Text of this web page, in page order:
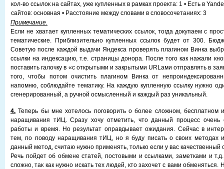
кол-во ссылок на сайтах, уже купленных в рамках проекта: 1 • Есть в
сайтов: основная • Расстояние между словами в словосочетаниях: 3
Примечание.
Если не хватает купленных тематических ссылок, тогда докупаем с
тематические. Приблизительно купленных ссылок будет от 300.
Советую после каждой выдачи Яндекса проверять плагином Винка
ссылки на индексацию, т.е. страницы донора. После того как нажали
поставить галочку в «с открытыми и закрытыми URLами отправлять в
того, чтобы потом очистить плагином Винка от
напомню, соблюдайте тематику. На каждую купленную ссылку нужно
сгенерированный, а ручной осмысленный и каждый раз уникальный.
4. Теперь бы мне хотелось поговорить о более сложном, бесплатном
наращивания тИЦ. Сразу хочу отметить, что данный процесс очень
работы и время. Но результат оправдывает ожидания. Сейчас в
тем, по поводу наращивания тИЦ, но я буду писать о своих методах
данный метод, считаю нужно применять, только если у вас качественный
Речь пойдет об обмене статей, постовыми и ссылками, заметками и
сложно, так как нужно искать тех людей, кто захочет с вами обменяться.